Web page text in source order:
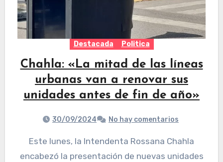
Destacada Politica
Chahla: «La mitad de las líneas
urbanas van a renovar sus
unidades antes de fin de año»
30/09/2024 No hay comentarios
Este lunes, la Intendenta Rossana Chahla
encabezó la presentación de nuevas unidades